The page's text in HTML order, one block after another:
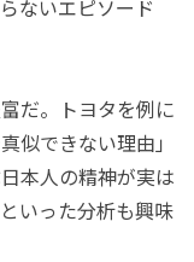
ないエピソード
だ。トヨタを例に
似できない理由」
本人の精神が実は
いった分析も興味